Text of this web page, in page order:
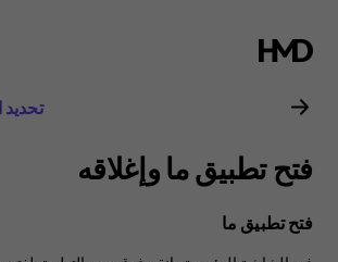
دليل
مستخدم
هاتف
Nokia
تحديد
فتح تطبيق ما وإغلاقه
فتح تطبيق ما